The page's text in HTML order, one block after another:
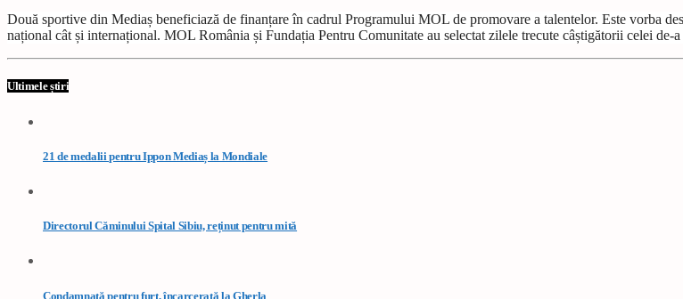
Două sportive din Mediaș beneficiază de finanțare în cadrul Programului MOL de promovare a talentelor. Este vorba
național cât și internațional. MOL România și Fundația Pentru Comunitate au selectat zilele trecute câștigătorii celei
Ultimele știri
21 de medalii pentru Ippon Mediaș la Mondiale
Directorul Căminului Spital Sibiu, reținut pentru mită
Condamnată pentru furt, încarcerată la Gherla